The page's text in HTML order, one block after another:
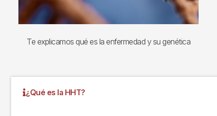
Te explicamos qué es la enfermedad y su genética
¿Qué es la HHT?